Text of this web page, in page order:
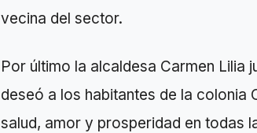
vecina del sector.
Por último la alcaldesa Carmen Lilia
deseó a los habitantes de la colonia
salud, amor y prosperidad en todas